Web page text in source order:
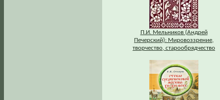
П.И. Мельников (Андрей
Печерский): Мировоззрение,
творчество, старообрядчество